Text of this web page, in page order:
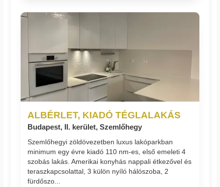
ALBÉRLET, KIADÓ TÉGLALAKÁS
Budapest, II. kerület, Szemlőhegy
Szemlőhegyi zöldövezetben luxus lakóparkban
minimum egy évre kiadó 110 nm-es, első emeleti 4
szobás lakás. Amerikai konyhás nappali étkezővel és
teraszkapcsolattal, 3 külön nyíló hálószoba, 2
fürdőszo...